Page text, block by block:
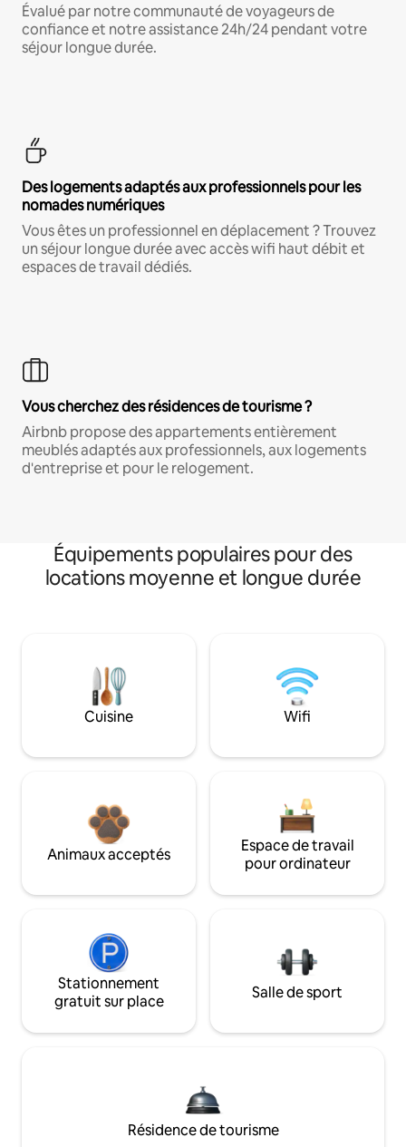
Évalué par notre communauté de voyageurs de
confiance et notre assistance 24h/24 pendant votre
séjour longue durée.
Des logements adaptés aux professionnels pour les
nomades numériques
Vous êtes un professionnel en déplacement ? Trouvez
un séjour longue durée avec accès wifi haut débit et
espaces de travail dédiés.
Vous cherchez des résidences de tourisme ?
Airbnb propose des appartements entièrement
meublés adaptés aux professionnels, aux logements
d'entreprise et pour le relogement.
Équipements populaires pour des
locations moyenne et longue durée
Cuisine Wifi
Animaux acceptés
Espace de travail
pour ordinateur
Stationnement
gratuit sur place
Salle de sport
Résidence de tourisme